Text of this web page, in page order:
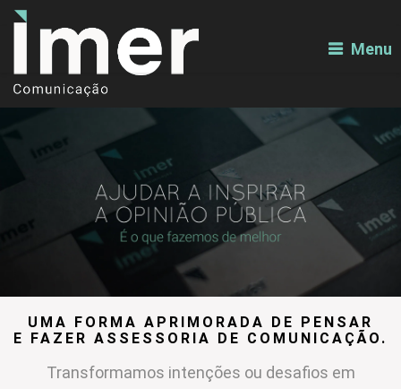
Menu
UMA FORMA APRIMORADA DE PENSAR
E FAZER ASSESSORIA DE COMUNICAÇÃO.
Transformamos intenções ou desafios em